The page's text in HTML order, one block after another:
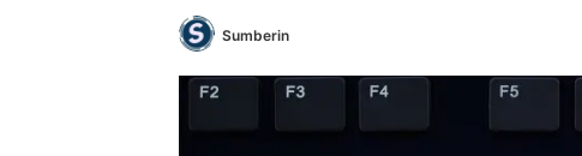
Sumberin